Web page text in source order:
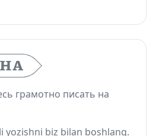
грамотно писать на
yozishni biz bilan boshlang.